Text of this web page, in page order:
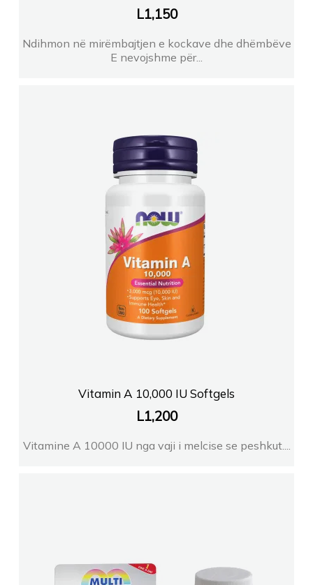
L1,150
Ndihmon në mirëmbajtjen e kockave dhe dhëmbëve
E nevojshme për...
Vitamin A 10,000 IU Softgels
L1,200
Vitamine A 10000 IU nga vaji i melcise se peshkut....